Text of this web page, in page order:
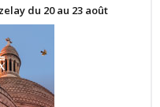
du 20 au 23 août